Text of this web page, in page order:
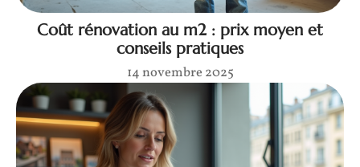
Coût rénovation au m2 : prix moyen et
conseils pratiques
14 novembre 2025